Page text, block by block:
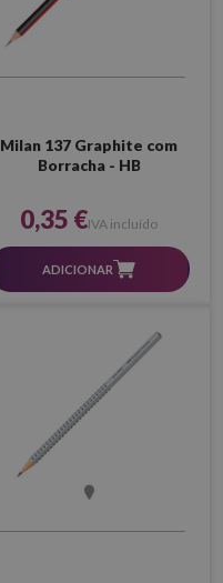
Milan 137 Graphite com
Borracha - HB
0,35 €IVA incluído
ADICIONAR